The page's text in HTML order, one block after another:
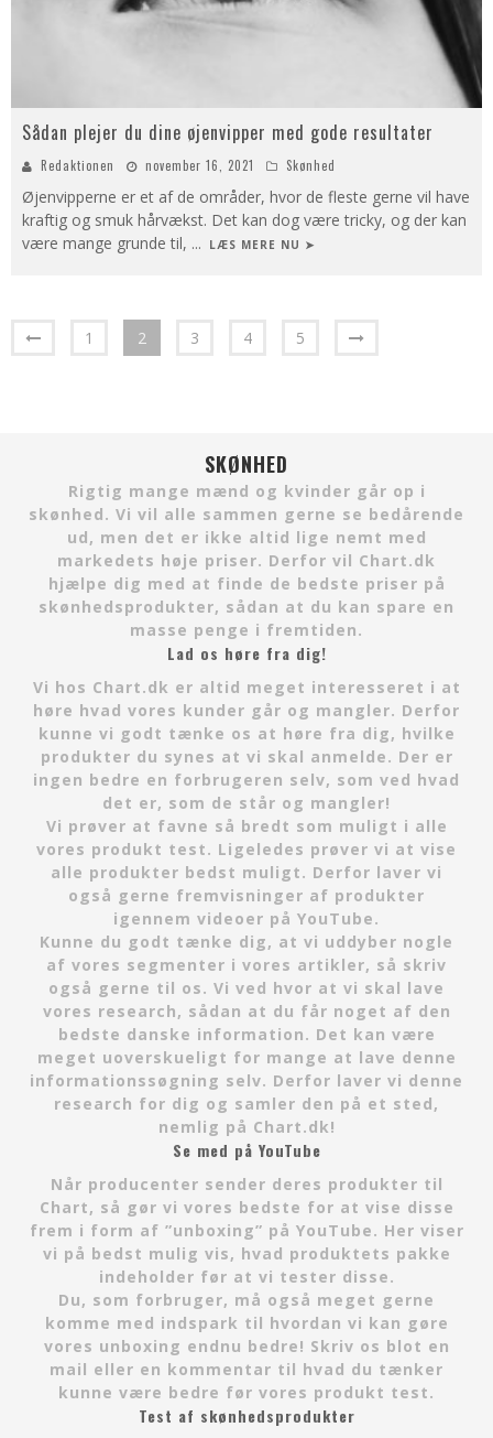
Sådan plejer du dine øjenvipper med gode resultater
Redaktionen november 16, 2021 Skønhed
Øjenvipperne er et af de områder, hvor de fleste gerne vil have
kraftig og smuk hårvækst. Det kan dog være tricky, og der kan
være mange grunde til, ... LÆS MERE NU ➤
1 2 3 4 5
SKØNHED
Rigtig mange mænd og kvinder går op i
skønhed. Vi vil alle sammen gerne se bedårende
ud, men det er ikke altid lige nemt med
markedets høje priser. Derfor vil Chart.dk
hjælpe dig med at finde de bedste priser på
skønhedsprodukter, sådan at du kan spare en
masse penge i fremtiden.
Lad os høre fra dig!
Vi hos Chart.dk er altid meget interesseret i at
høre hvad vores kunder går og mangler. Derfor
kunne vi godt tænke os at høre fra dig, hvilke
produkter du synes at vi skal anmelde. Der er
ingen bedre en forbrugeren selv, som ved hvad
det er, som de står og mangler!
Vi prøver at favne så bredt som muligt i alle
vores produkt test. Ligeledes prøver vi at vise
alle produkter bedst muligt. Derfor laver vi
også gerne fremvisninger af produkter
igennem videoer på YouTube.
Kunne du godt tænke dig, at vi uddyber nogle
af vores segmenter i vores artikler, så skriv
også gerne til os. Vi ved hvor at vi skal lave
vores research, sådan at du får noget af den
bedste danske information. Det kan være
meget uoverskueligt for mange at lave denne
informationssøgning selv. Derfor laver vi denne
research for dig og samler den på et sted,
nemlig på Chart.dk!
Se med på YouTube
Når producenter sender deres produkter til
Chart, så gør vi vores bedste for at vise disse
frem i form af ”unboxing” på YouTube. Her viser
vi på bedst mulig vis, hvad produktets pakke
indeholder før at vi tester disse.
Du, som forbruger, må også meget gerne
komme med indspark til hvordan vi kan gøre
vores unboxing endnu bedre! Skriv os blot en
mail eller en kommentar til hvad du tænker
kunne være bedre før vores produkt test.
Test af skønhedsprodukter